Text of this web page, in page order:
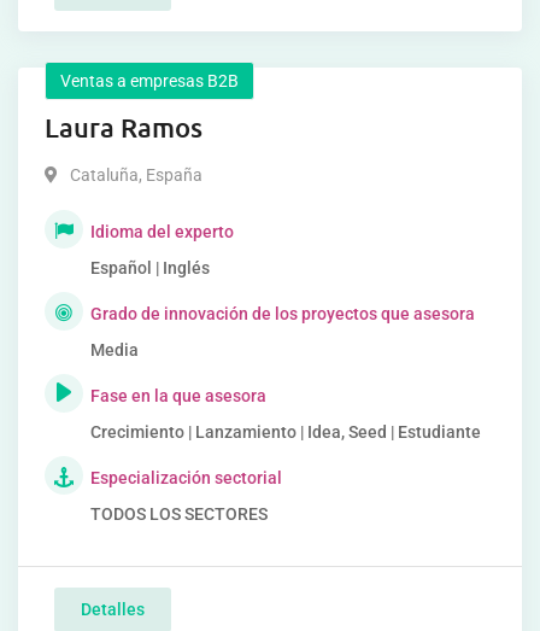
Ventas a empresas B2B
Laura Ramos
Cataluña, España
Idioma del experto
Español | Inglés
Grado de innovación de los proyectos que asesora
Media
Fase en la que asesora
Crecimiento | Lanzamiento | Idea, Seed | Estudiante
Especialización sectorial
TODOS LOS SECTORES
Detalles